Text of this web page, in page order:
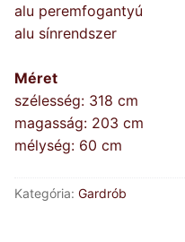
alu peremfogantyú
alu sínrendszer
Méret
szélesség: 318 cm
magasság: 203 cm
mélység: 60 cm
Kategória: Gardrób